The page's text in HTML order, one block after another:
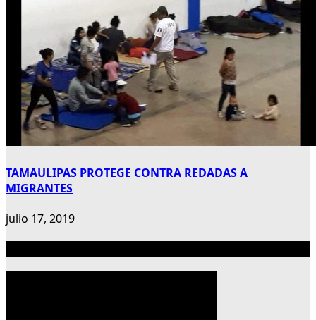
TAMAULIPAS PROTEGE CONTRA REDADAS A
MIGRANTES
julio 17, 2019